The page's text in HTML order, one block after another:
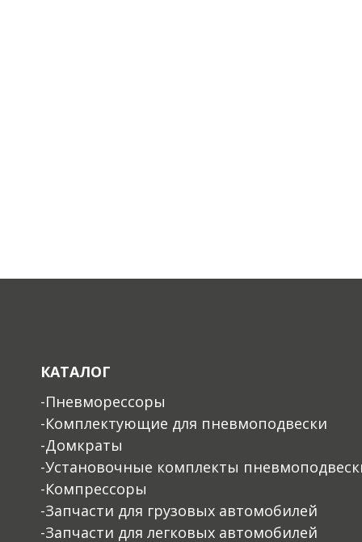
КАТАЛОГ
-Пневморессоры
-Комплектующие для пневмоподвески
-Домкраты
-Установочные комплекты
-Компрессоры
-Запчасти для грузовых автомобилей
-Запчасти для легковых автомобилей